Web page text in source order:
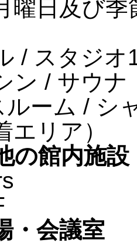
曜日及び季
/ スタジ
ン / サウナ
ルーム / シ
エリア）
の館内施設
・会議室